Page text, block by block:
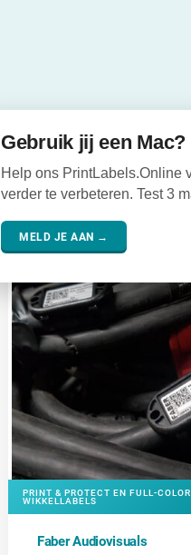
PRINT & PROTECT EN FULL-COLOR
WIKKELLABELS
Faber Audiovisuals
Gebruik jij een Mac?
Help ons PrintLabels.Online
verder te verbeteren. Test 3
MELD JE AAN →